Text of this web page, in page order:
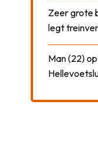
Zeer grote
legt
Man (22)